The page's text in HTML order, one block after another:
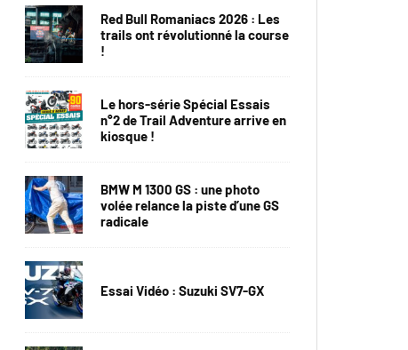
Red Bull Romaniacs 2026 : Les
trails ont révolutionné la course
!
Le hors-série Spécial Essais
n°2 de Trail Adventure arrive en
kiosque !
BMW M 1300 GS : une photo
volée relance la piste d’une GS
radicale
Essai Vidéo : Suzuki SV7-GX